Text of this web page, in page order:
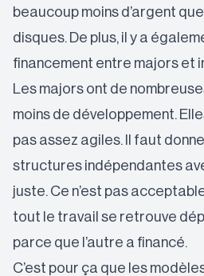
beaucoup moins d’argent
disques. De plus, il y a
financement entre majors et
Les majors ont de
moins de développement.
pas assez agiles. Il faut
structures indépendantes
juste. Ce n’est pas
tout le travail se retrouve
parce que l’autre a financé.
C’est pour ça que les